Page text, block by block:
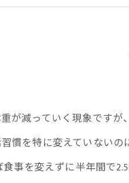
が減っていく現象ですが
慣を特に変えていない
事を変えずに半年間で